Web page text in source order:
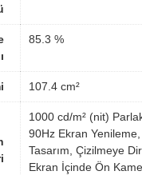
85.3 %
107.4 cm²
1000 cd/m² (nit)
90Hz Ekran
Tasarım, Çizilmeye
Ekran İçinde Ön